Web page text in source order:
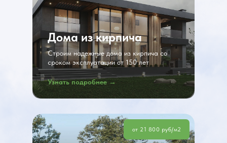
от 21 800 руб/м2
Строим надежные дома из кирпича со
сроком эксплуатации от 150 лет
Дома из кирпича
Узнать подробнее →